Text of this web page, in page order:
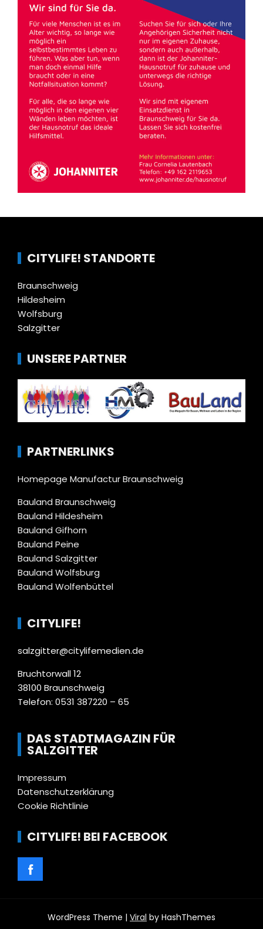
CITYLIFE! STANDORTE
Braunschweig
Hildesheim
Wolfsburg
Salzgitter
UNSERE PARTNER
PARTNERLINKS
Homepage Manufactur Braunschweig
Bauland Braunschweig
Bauland Hildesheim
Bauland Gifhorn
Bauland Peine
Bauland Salzgitter
Bauland Wolfsburg
Bauland Wolfenbüttel
CITYLIFE!
salzgitter@citylifemedien.de
Bruchtorwall 12
38100 Braunschweig
Telefon: 0531 387220 – 65
DAS STADTMAGAZIN FÜR
SALZGITTER
Impressum
Datenschutzerklärung
Cookie Richtlinie
CITYLIFE! BEI FACEBOOK
WordPress Theme | Viral by HashThemes